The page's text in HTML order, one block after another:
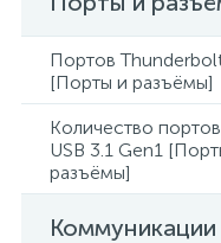
Портов
[Порты и разъёмы]
Количество портов
USB 3.1 Gen1
разъёмы]
Коммуникации